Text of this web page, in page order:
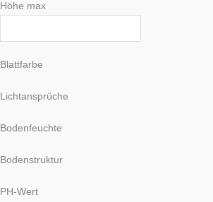
Höhe max
Blattfarbe
Lichtansprüche
Bodenfeuchte
Bodenstruktur
PH-Wert